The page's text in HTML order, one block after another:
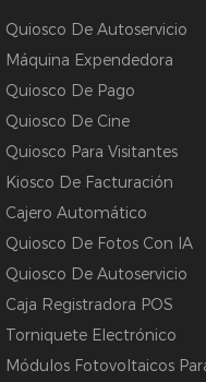
Quiosco De Autoservicio
Máquina Expendedora
Quiosco De Pago
Quiosco De Cine
Quiosco Para Visitantes
Kiosco De Facturación
Cajero Automático
Quiosco De Fotos Con IA
Quiosco De Autoservicio
Caja Registradora POS
Torniquete Electrónico
Módulos Fotovoltaicos